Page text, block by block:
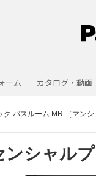
ーム カタログ・動画
ク バスルーム MR ［マンシ
シャル